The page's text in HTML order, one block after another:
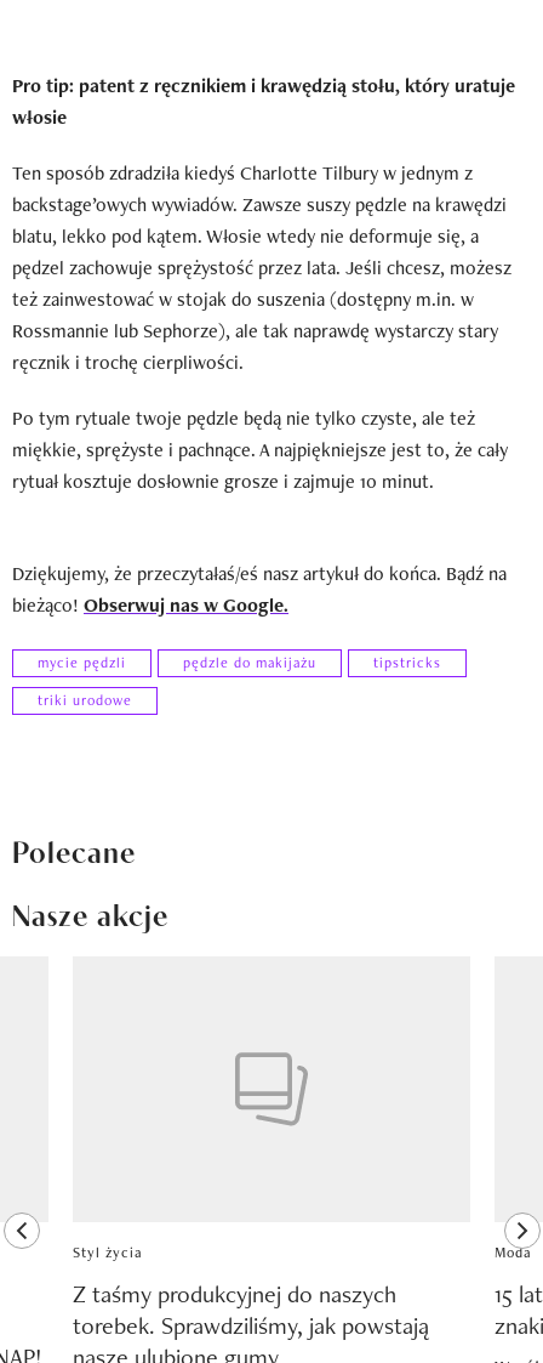
Pro tip: patent z ręcznikiem i krawędzią stołu, który uratuje
włosie
Ten sposób zdradziła kiedyś Charlotte Tilbury w jednym z
backstage’owych wywiadów. Zawsze suszy pędzle na krawędzi
blatu, lekko pod kątem. Włosie wtedy nie deformuje się, a
pędzel zachowuje sprężystość przez lata. Jeśli chcesz, możesz
też zainwestować w stojak do suszenia (dostępny m.in. w
Rossmannie lub Sephorze), ale tak naprawdę wystarczy stary
ręcznik i trochę cierpliwości.
Po tym rytuale twoje pędzle będą nie tylko czyste, ale też
miękkie, sprężyste i pachnące. A najpiękniejsze jest to, że cały
rytuał kosztuje dosłownie grosze i zajmuje 10 minut.
Dziękujemy, że przeczytałaś/eś nasz artykuł do końca. Bądź na
bieżąco! Obserwuj nas w Google.
mycie pędzli pędzle do makijażu
tipstricks
triki urodowe
Polecane
Nasze akcje
previous element
Styl życia
Z taśmy produkcyjnej do naszych
torebek. Sprawdziliśmy, jak powstają
Moda
15